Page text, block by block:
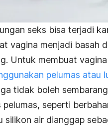
seks bisa terjadi
vagina menjadi basah
Untuk membuat
pelumas atau
tidak boleh
seperti
silikon air dianggap